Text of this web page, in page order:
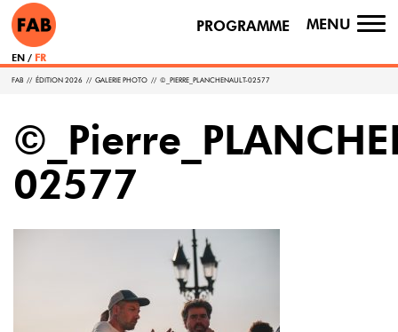
PROGRAMME MENU
EN FR
FAB // ÉDITION 2026 // GALERIE PHOTO // ©_PIERRE_PLANCHENAULT-02577
02577